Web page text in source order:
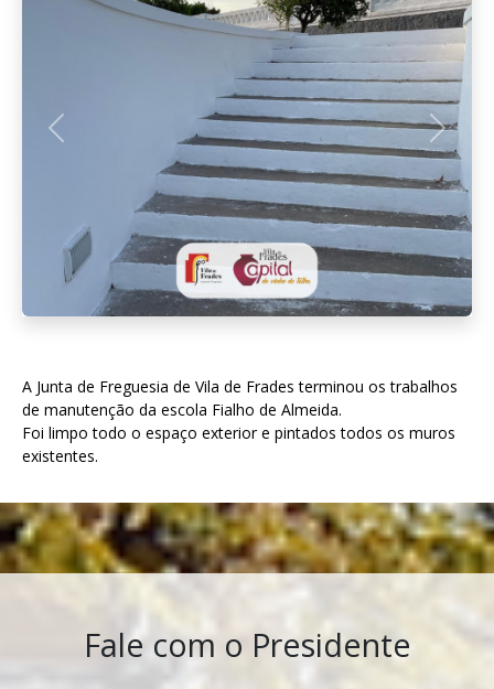
Anterior
A Junta de Freguesia de Vila de Frades terminou os trabalhos
de manutenção da escola Fialho de Almeida.
Foi limpo todo o espaço exterior e pintados todos os muros
existentes.
Fale com o Presidente